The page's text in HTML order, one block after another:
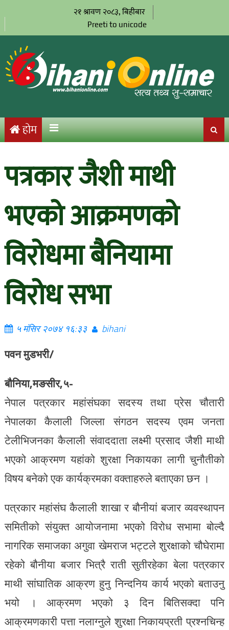
२१ श्रावण २०८३, बिहीबार
Preeti to unicode
होम
पत्रकार जैशी माथी
भएको आक्रमणको
विरोधमा बैनियामा
विरोध सभा
५ मंसिर २०७४ १६:३३ bihani
पवन मुडभरी/
बौनिया,मङसीर,५-
नेपाल पत्रकार महांसंघका सदस्य तथा प्रेस चौतारी
नेपालका कैलाली जिल्ला संगठन सदस्य एवम जनता
टेलीभिजनका कैलाली संवाददाता लक्ष्मी प्रसाद जैशी माथी
भएको आक्रमण यहांको शुरक्षा निकायका लागी चुनौतीको
विषय बनेको एक कार्यक्रमका वक्ताहरुले बताएका छन ।
पत्रकार महांसंघ कैलाली शाखा र बौनीयां बजार व्यवस्थापन
समितीको संयुक्त आयोजनामा भएको विरोध सभामा बोल्दै
नागरिक समाजका अगुवा खेमराज भट्टले शुरक्षाको चौघेरामा
रहेको बौनीया बजार भित्रै राती सुतीरहेका बेला पत्रकार
माथी सांघातिक आक्रण हुनु निन्दनिय कार्य भएको बताउनु
भयो । आक्रमण भएको ३ दिन बितिसक्दा पनि
आक्रमणकारी पत्ता नलाग्नुले शुरक्षा निकायप्रती प्रश्नचिन्ह